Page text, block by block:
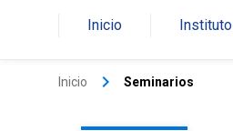
Inicio Instituto
Inicio keyboard_arrow_right Seminarios